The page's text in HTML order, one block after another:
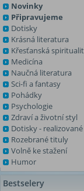
Novinky
Připravujeme
Dotisky
Krásná literatura
Křesťanská
Medicína
Naučná literatura
Sci-fi a fantasy
Pohádky
Psychologie
Zdraví a životní styl
Dotisky - realizované
Rozebrané tituly
Volně ke stažení
Humor
Bestselery